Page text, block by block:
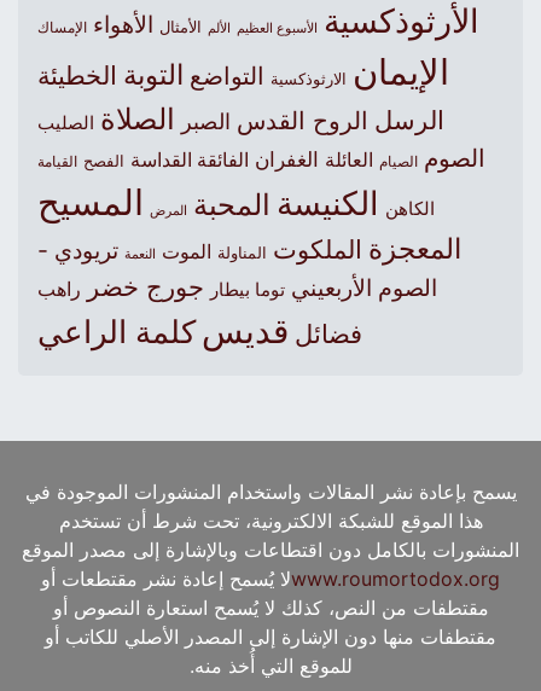
الأرثوذكسية الأسبوع العظيم الألم الأمثال الأهواء الإمساك
الإيمان الارثوذكسية التواضع التوبة الخطيئة
الرسل الروح القدس الصبر الصلاة الصليب
الصوم الصيام العائلة الغفران الفائقة القداسة الفصح القيامة
الكاهن الكنيسةالمحبة المرض المسيح
المعجزة الملكوت المناولة الموت النعمة تريودي -
الصوم الأربعيني توما بيطار جورج خضر راهب
فضائل قديس كلمة الراعي
يسمح بإعادة نشر المقالات واستخدام المنشورات الموجودة في
هذا الموقع للشبكة الالكترونية، تحت شرط أن تستخدم
المنشورات بالكامل دون اقتطاعات وبالإشارة إلى مصدر الموقع
www.roumortodox.orgلا يُسمح إعادة نشر مقتطعات أو
مقتطفات من النص، كذلك لا يُسمح استعارة النصوص أو
مقتطفات منها دون الإشارة إلى المصدر الأصلي للكاتب أو
للموقع التي أُخذ منه.